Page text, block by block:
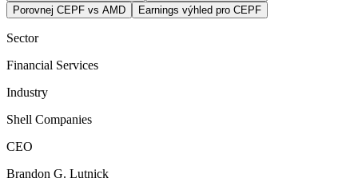
Porovnej CEPF vs AMD
Earnings výhled pro CEPF
Sector
Financial Services
Industry
Shell Companies
CEO
Brandon G. Lutnick